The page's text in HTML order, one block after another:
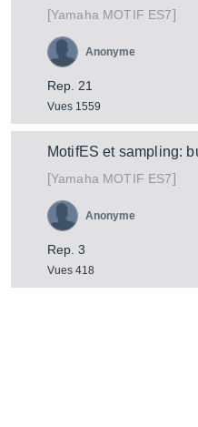
[Yamaha MOTIF ES7]
Rep. 21
Vues 1559
Anonyme
MotifES et sampling:
[Yamaha MOTIF ES7]
Rep. 3
Vues 418
Anonyme